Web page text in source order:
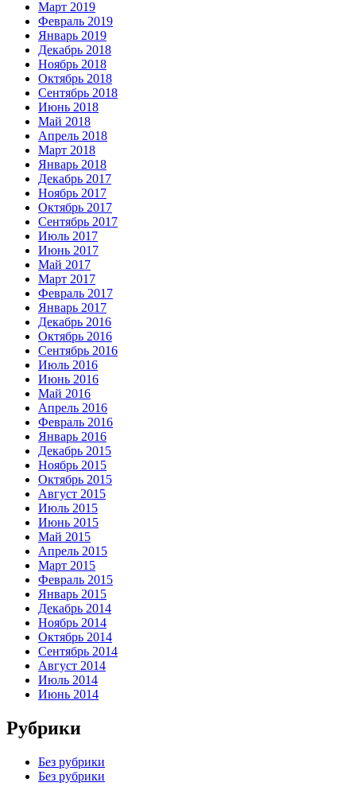
Март 2019
Февраль 2019
Январь 2019
Декабрь 2018
Ноябрь 2018
Октябрь 2018
Сентябрь 2018
Июнь 2018
Май 2018
Апрель 2018
Март 2018
Январь 2018
Декабрь 2017
Ноябрь 2017
Октябрь 2017
Сентябрь 2017
Июль 2017
Июнь 2017
Май 2017
Март 2017
Февраль 2017
Январь 2017
Декабрь 2016
Октябрь 2016
Сентябрь 2016
Июль 2016
Июнь 2016
Май 2016
Апрель 2016
Февраль 2016
Январь 2016
Декабрь 2015
Ноябрь 2015
Октябрь 2015
Август 2015
Июль 2015
Июнь 2015
Май 2015
Апрель 2015
Март 2015
Февраль 2015
Январь 2015
Декабрь 2014
Ноябрь 2014
Октябрь 2014
Сентябрь 2014
Август 2014
Июль 2014
Июнь 2014
Рубрики
Без рубрики
Без рубрики